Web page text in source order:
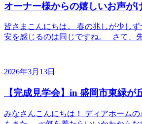
オーナー様からの嬉しいお声が
皆さまこんにちは。 春の兆しが少し
安を感じるのは同じですね。 さて、
2026年3月13日
【完成見学会】in 盛岡市東緑が
みなさんこんにちは！ ディアホーム